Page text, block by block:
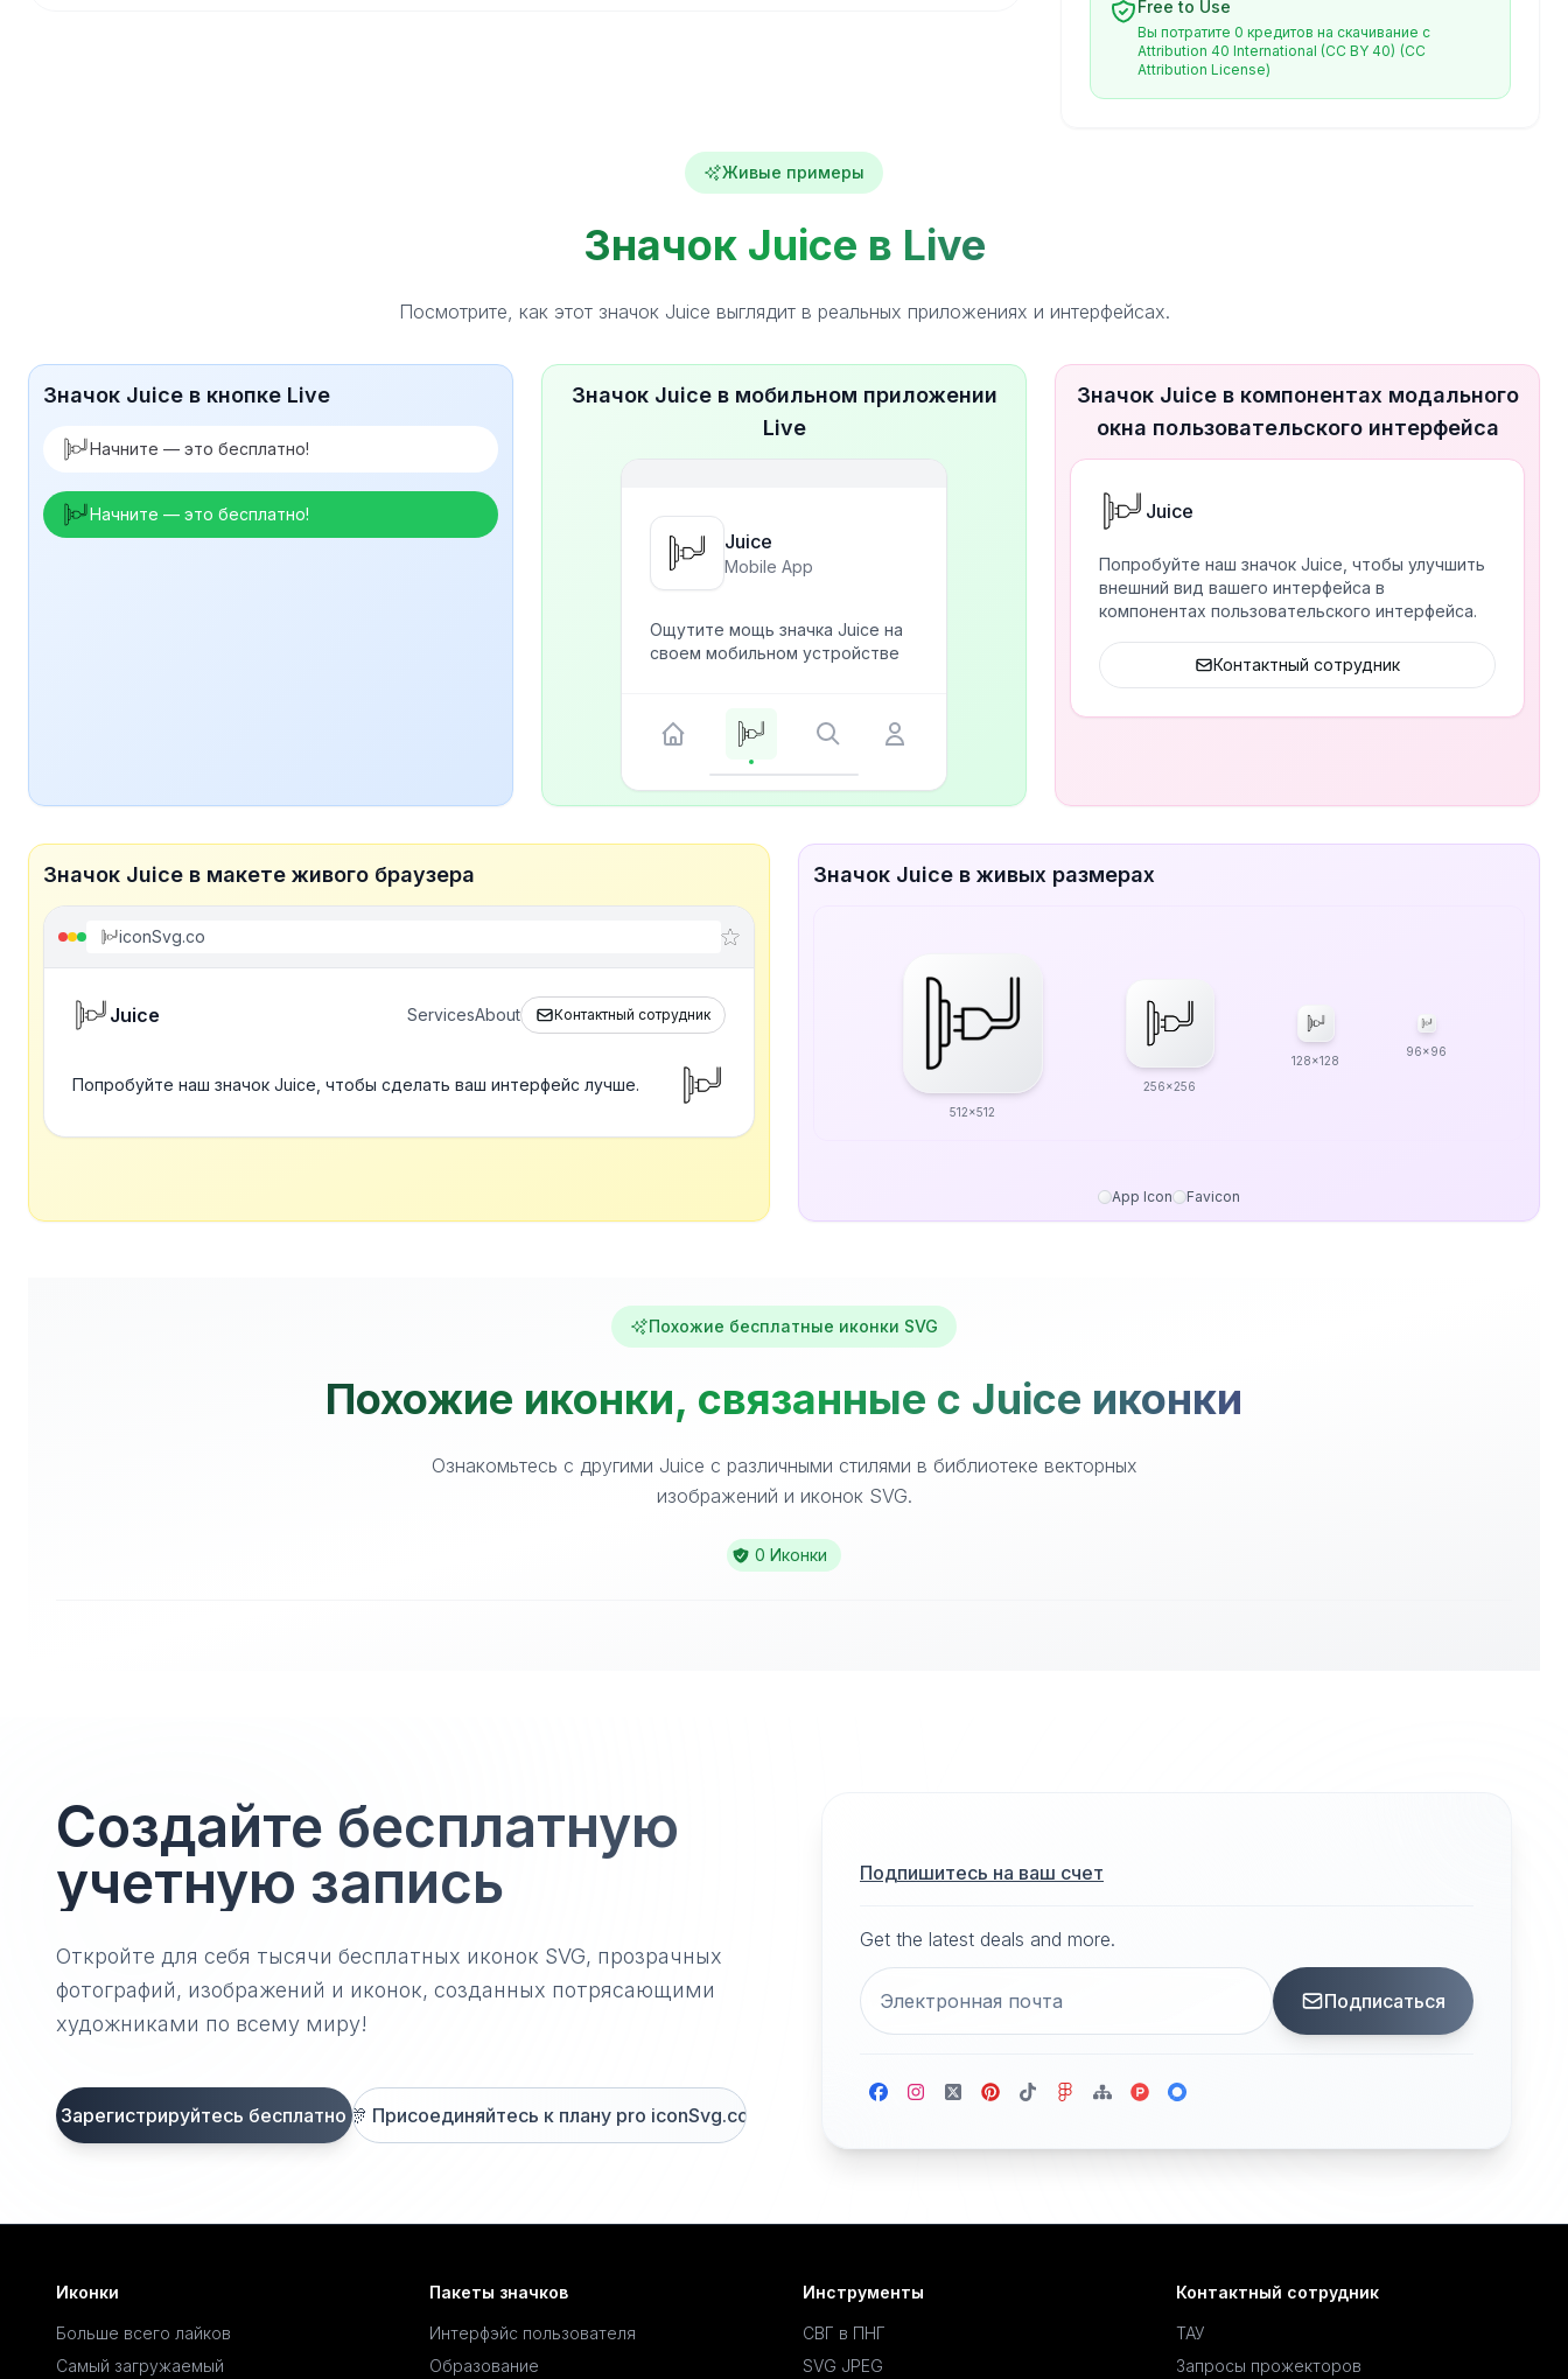
Free to Use
Вы потратите 0 кредитов на скачивание с
Attribution 40 International (CC BY 40) (CC
Attribution License)
Живые примеры
Значок Juice в Live
Посмотрите, как этот значок Juice выглядит в реальных приложениях и интерфейсах.
Значок Juice в кнопке Live
Начните — это бесплатно!
Начните — это бесплатно!
Значок Juice в мобильном приложении
Live
Juice
Mobile App
Ощутите мощь значка Juice на
своем мобильном устройстве
Значок Juice в компонентах модального
окна пользовательского интерфейса
Juice
Попробуйте наш значок Juice, чтобы улучшить
внешний вид вашего интерфейса в
компонентах пользовательского интерфейса.
Контактный сотрудник
Значок Juice в макете живого браузера
iconSvg.co
Juice ServicesAbout Контактный сотрудник
Попробуйте наш значок Juice, чтобы сделать ваш интерфейс лучше.
Значок Juice в живых размерах
512x512
256x256
128x128
96x96
App Icon Favicon
Похожие бесплатные иконки SVG
Похожие иконки, связанные с Juice иконки
Ознакомьтесь с другими Juice с различными стилями в библиотеке векторных
изображений и иконок SVG.
0 Иконки
Создайте бесплатную
учетную запись
Откройте для себя тысячи бесплатных иконок SVG, прозрачных
фотографий, изображений и иконок, созданных потрясающими
художниками по всему миру!
Зарегистрируйтесь бесплатно 🎊 Присоединяйтесь к плану pro iconSvg.co
Подпишитесь на ваш счет
Get the latest deals and more.
Подписаться
Иконки
Больше всего лайков
Самый загружаемый
Пакеты значков
Интерфэйс пользователя
Образование
Инструменты
СВГ в ПНГ
SVG JPEG
Контактный сотрудник
ТАУ
Запросы прожекторов